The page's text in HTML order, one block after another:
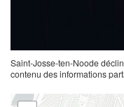
Saint-Josse-ten-Noode
contenu des informations